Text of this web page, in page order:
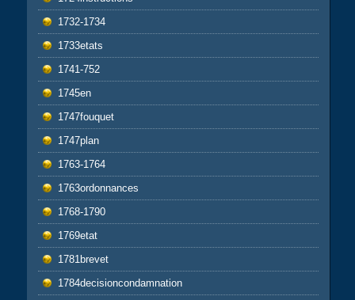
1732-1734
1733etats
1741-752
1745en
1747fouquet
1747plan
1763-1764
1763ordonnances
1768-1790
1769etat
1781brevet
1784decisioncondamnation